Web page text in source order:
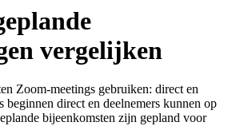
vergelijken
Zoom-meetings gebruiken: direct en
beginnen direct en deelnemers kunnen op
bijeenkomsten zijn gepland voor